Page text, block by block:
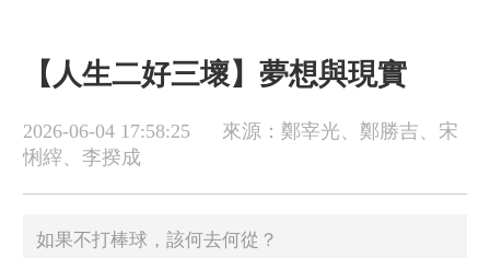
【人生二好三壞】夢想與現實
2026-06-04 17:58:25
來源：鄭宰光、鄭勝吉、宋
悧縡、李揆成
如果不打棒球，該何去何從？